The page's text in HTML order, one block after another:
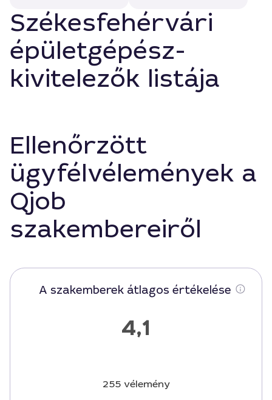
Székesfehérvári
épületgépész-
kivitelezők listája
Ellenőrzött
ügyfélvélemények a
Qjob
szakembereiről
A szakemberek átlagos értékelése
4,1
255 vélemény